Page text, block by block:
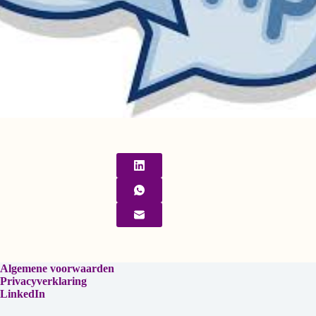
Algemene voorwaarden
Privacyverklaring
LinkedIn